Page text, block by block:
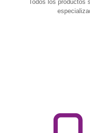
Todos los productos